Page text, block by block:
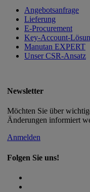
Angebotsanfrage
Lieferung
E-Procurement
Key-Account-
Manutan EXPERT
Unser CSR-Ansatz
Newsletter
Möchten Sie über
Änderungen informiert
Anmelden
Folgen Sie uns!